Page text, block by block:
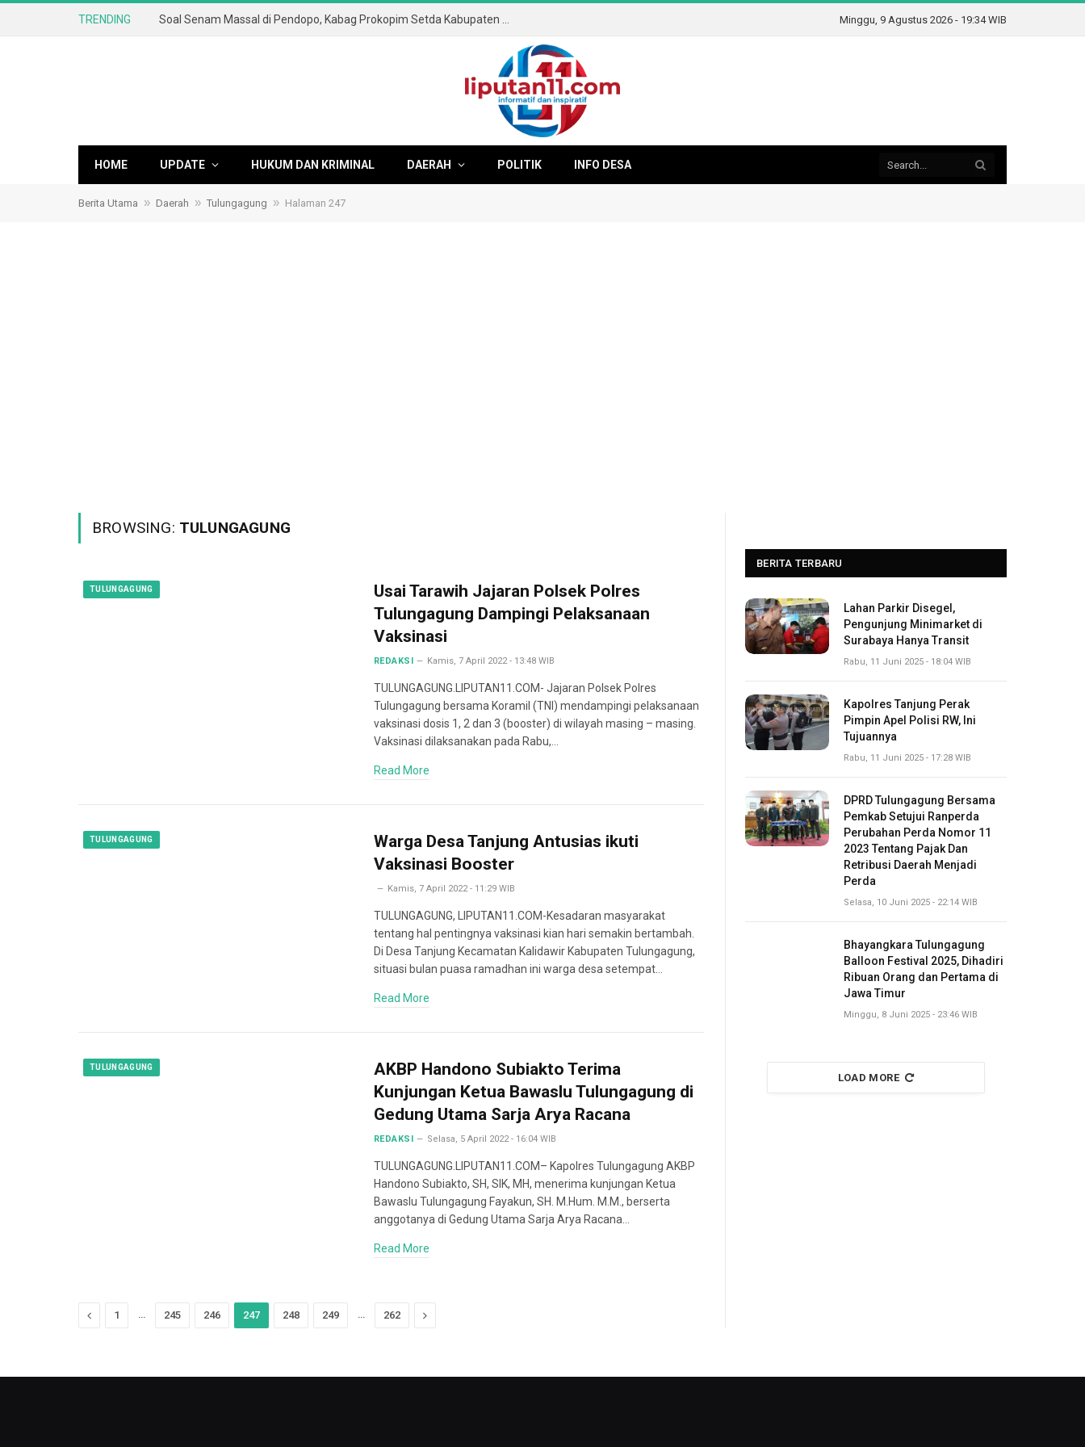
TRENDING Minggu, 9 Agustus 2026 - 19:34 WIB
HOME UPDATE HUKUM DAN KRIMINAL DAERAH POLITIK INFO DESA
Berita Utama » Daerah » Tulungagung » Halaman 247
BROWSING: TULUNGAGUNG
TULUNGAGUNG
Usai Tarawih Jajaran Polsek Polres
Tulungagung Dampingi Pelaksanaan
Vaksinasi
REDAKSI Kamis, 7 April 2022 - 13:48 WIB
TULUNGAGUNG.LIPUTAN11.COM- Jajaran Polsek Polres
Tulungagung bersama Koramil (TNI) mendampingi pelaksanaan
vaksinasi dosis 1, 2 dan 3 (booster) di wilayah masing – masing.
Vaksinasi dilaksanakan pada Rabu,…
Read More
TULUNGAGUNG
Warga Desa Tanjung Antusias ikuti
Vaksinasi Booster
Kamis, 7 April 2022 - 11:29 WIB
TULUNGAGUNG, LIPUTAN11.COM-Kesadaran masyarakat
tentang hal pentingnya vaksinasi kian hari semakin bertambah.
Di Desa Tanjung Kecamatan Kalidawir Kabupaten Tulungagung,
situasi bulan puasa ramadhan ini warga desa setempat…
Read More
TULUNGAGUNG
AKBP Handono Subiakto Terima
Kunjungan Ketua Bawaslu Tulungagung di
Gedung Utama Sarja Arya Racana
REDAKSI Selasa, 5 April 2022 - 16:04 WIB
TULUNGAGUNG.LIPUTAN11.COM– Kapolres Tulungagung AKBP
Handono Subiakto, SH, SIK, MH, menerima kunjungan Ketua
Bawaslu Tulungagung Fayakun, SH. M.Hum. M.M., berserta
anggotanya di Gedung Utama Sarja Arya Racana…
Read More
Previous
1 … 245 246 247 248 249 … 262 Next
BERITA TERBARU
Lahan Parkir Disegel,
Pengunjung Minimarket di
Surabaya Hanya Transit
Rabu, 11 Juni 2025 - 18:04 WIB
Kapolres Tanjung Perak
Pimpin Apel Polisi RW, Ini
Tujuannya
Rabu, 11 Juni 2025 - 17:28 WIB
DPRD Tulungagung Bersama
Pemkab Setujui Ranperda
Perubahan Perda Nomor 11
2023 Tentang Pajak Dan
Retribusi Daerah Menjadi
Perda
Selasa, 10 Juni 2025 - 22:14 WIB
Bhayangkara Tulungagung
Balloon Festival 2025, Dihadiri
Ribuan Orang dan Pertama di
Jawa Timur
Minggu, 8 Juni 2025 - 23:46 WIB
LOAD MORE